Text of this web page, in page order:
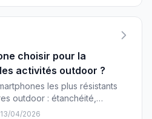
sereinement.
choisir pour la
activités outdoor ?
les plus résistants
outdoor : étanchéité,
et résistance aux
04/2026